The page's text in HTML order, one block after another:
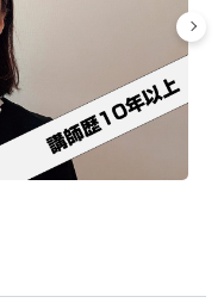
-
- -